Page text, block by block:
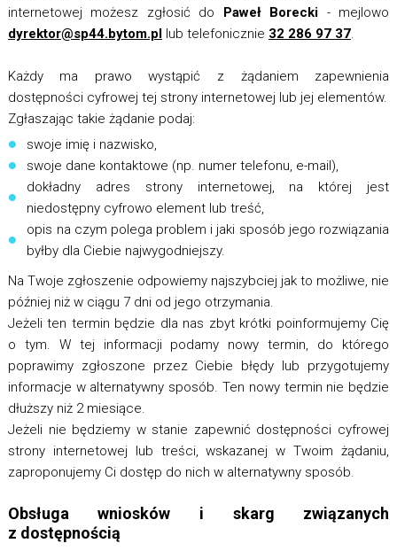
internetowej możesz zgłosić do Paweł Borecki - mejlowo
dyrektor@sp44.bytom.pllub telefonicznie 32 286 97 37.
Każdy ma prawo wystąpić z żądaniem zapewnienia
dostępności cyfrowej tej strony internetowej lub jej elementów.
Zgłaszając takie żądanie podaj:
swoje imię i nazwisko,
swoje dane kontaktowe (np. numer telefonu, e-mail),
dokładny adres strony internetowej, na której jest
niedostępny cyfrowo element lub treść,
opis na czym polega problem i jaki sposób jego rozwiązania
byłby dla Ciebie najwygodniejszy.
Na Twoje zgłoszenie odpowiemy najszybciej jak to możliwe, nie
później niż w ciągu 7 dni od jego otrzymania.
Jeżeli ten termin będzie dla nas zbyt krótki poinformujemy Cię
o tym. W tej informacji podamy nowy termin, do którego
poprawimy zgłoszone przez Ciebie błędy lub przygotujemy
informacje w alternatywny sposób. Ten nowy termin nie będzie
dłuższy niż 2 miesiące.
Jeżeli nie będziemy w stanie zapewnić dostępności cyfrowej
strony internetowej lub treści, wskazanej w Twoim żądaniu,
zaproponujemy Ci dostęp do nich w alternatywny sposób.
Obsługa wniosków i skarg związanych
z dostępnością